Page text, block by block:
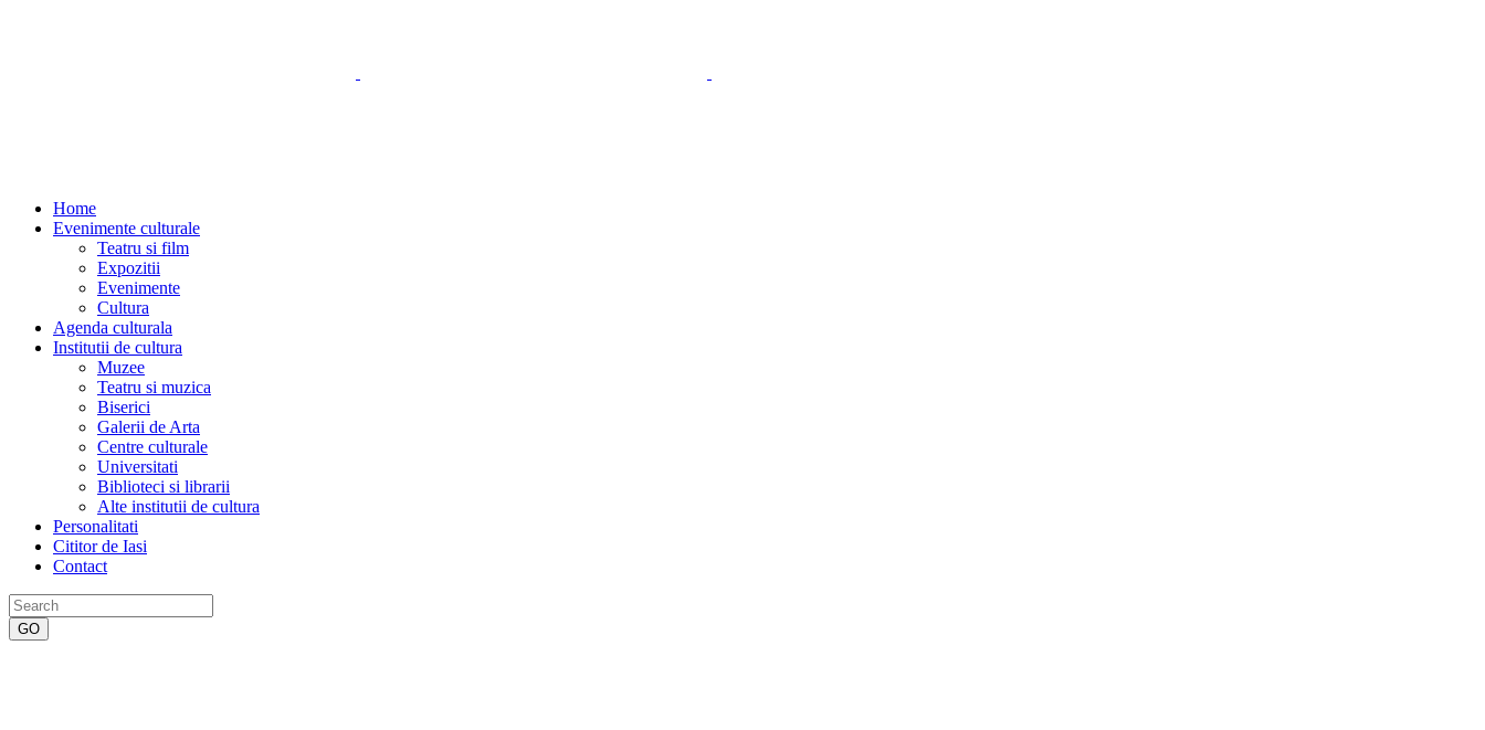
Home
Evenimente culturale
Teatru si film
Expozitii
Evenimente
Cultura
Agenda culturala
Institutii de cultura
Muzee
Teatru si muzica
Biserici
Galerii de Arta
Centre culturale
Universitati
Biblioteci si librarii
Alte institutii de cultura
Personalitati
Cititor de Iasi
Contact